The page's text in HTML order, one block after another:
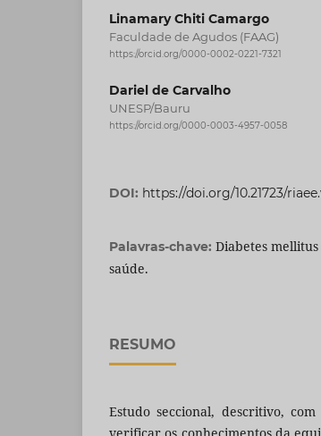
Linamary Chiti Camargo
Faculdade de Agudos (FAAG)
https://orcid.org/0000-0002-0221-7321
Dariel de Carvalho
UNESP/Bauru
https://orcid.org/0000-0003-4957-0058
DOI: https://doi.org/10.21723/
Palavras-chave: Diabetes mellitus
saúde.
RESUMO
Estudo seccional, descritivo,